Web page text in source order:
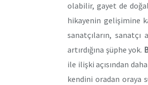
olabilir, gayet de
hikayenin gelişimine
sanatçıların,
artırdığına şüphe yok.
ile ilişki açısından
kendini oradan oraya